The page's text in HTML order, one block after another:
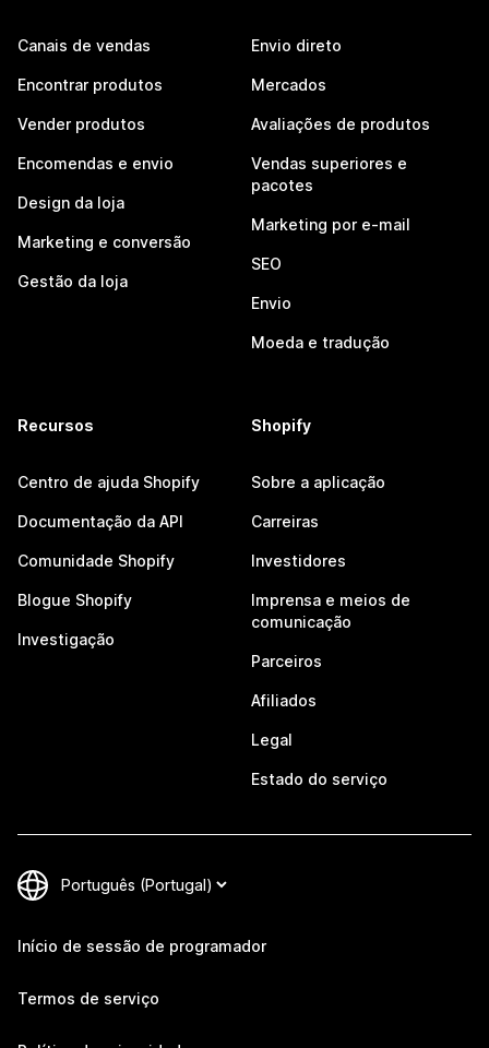
Canais de vendas
Encontrar produtos
Vender produtos
Encomendas e envio
Design da loja
Marketing e conversão
Gestão da loja
Envio direto
Mercados
Avaliações de produtos
Vendas superiores e
pacotes
Marketing por e-mail
SEO
Envio
Moeda e tradução
Recursos
Centro de ajuda Shopify
Documentação da API
Comunidade Shopify
Blogue Shopify
Investigação
Shopify
Sobre a aplicação
Carreiras
Investidores
Imprensa e meios de
comunicação
Parceiros
Afiliados
Legal
Estado do serviço
Início de sessão de programador
Termos de serviço